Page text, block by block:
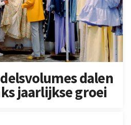
dalen
jaarlijkse groei